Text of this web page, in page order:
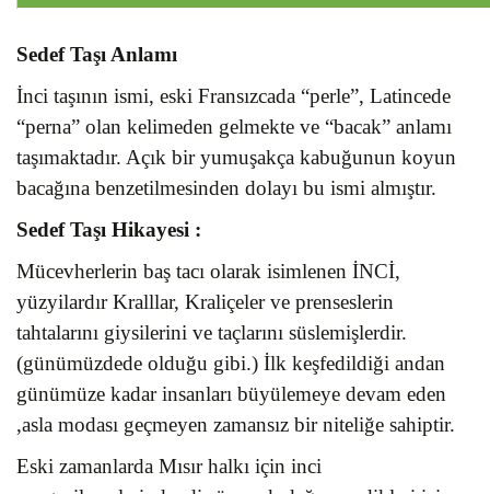
Sedef Taşı Anlamı
İnci taşının ismi, eski Fransızcada “perle”, Latincede
“perna” olan kelimeden gelmekte ve “bacak” anlamı
taşımaktadır. Açık bir yumuşakça kabuğunun koyun
bacağına benzetilmesinden dolayı bu ismi almıştır.
Sedef Taşı Hikayesi :
Mücevherlerin baş tacı olarak isimlenen İNCİ,
yüzyilardır Kralllar, Kraliçeler ve prenseslerin
tahtalarını giysilerini ve taçlarını süslemişlerdir.
(günümüzdede olduğu gibi.) İlk keşfedildiği andan
günümüze kadar insanları büyülemeye devam eden
,asla modası geçmeyen zamansız bir niteliğe sahiptir.
Eski zamanlarda Mısır halkı için inci